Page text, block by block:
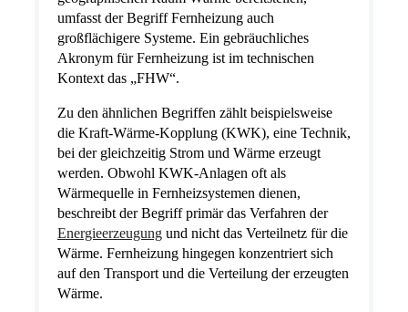
umfasst der Begriff Fernheizung auch
großflächigere Systeme. Ein gebräuchliches
Akronym für Fernheizung ist im technischen
Kontext das „FHW“.
Zu den ähnlichen Begriffen zählt beispielsweise
die Kraft-Wärme-Kopplung (KWK), eine Technik,
bei der gleichzeitig Strom und Wärme erzeugt
werden. Obwohl KWK-Anlagen oft als
Wärmequelle in Fernheizsystemen dienen,
beschreibt der Begriff primär das Verfahren der
Energieerzeugung und nicht das Verteilnetz für die
Wärme. Fernheizung hingegen konzentriert sich
auf den Transport und die Verteilung der erzeugten
Wärme.